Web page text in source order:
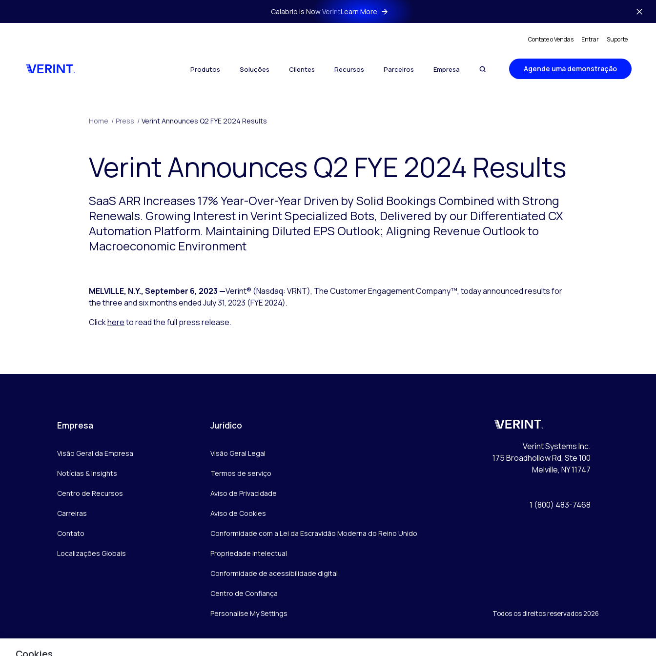
Calabrio is Now VerintLearn More
Contate o Vendas Entrar Suporte
Produtos Soluções Clientes Recursos Parceiros Empresa Agende uma demonstração
Home / Press / Verint Announces Q2 FYE 2024 Results
Verint Announces Q2 FYE 2024 Results
SaaS ARR Increases 17% Year-Over-Year Driven by Solid Bookings Combined with Strong
Renewals. Growing Interest in Verint Specialized Bots, Delivered by our Differentiated CX
Automation Platform. Maintaining Diluted EPS Outlook; Aligning Revenue Outlook to
Macroeconomic Environment
MELVILLE, N.Y., September 6, 2023 —Verint® (Nasdaq: VRNT), The Customer Engagement Company™, today announced results for
the three and six months ended July 31, 2023 (FYE 2024).
Clickhereto read the full press release.
Empresa
Visão Geral da Empresa
Notícias & Insights
Centro de Recursos
Carreiras
Contato
Localizações Globais
Jurídico
Visão Geral Legal
Termos de serviço
Aviso de Privacidade
Aviso de Cookies
Conformidade com a Lei da Escravidão Moderna do Reino Unido
Propriedade intelectual
Conformidade de acessibilidade digital
Centro de Confiança
Personalise My Settings
Verint
Verint Systems Inc.
175 Broadhollow Rd, Ste 100
Melville, NY 11747
1 (800) 483-7468
Todos os direitos reservados 2026